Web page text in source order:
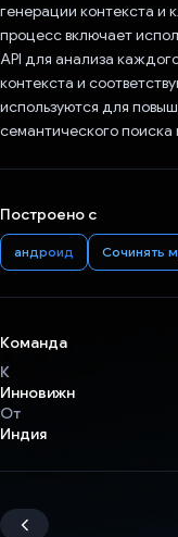
генерации контекста и
процесс включает
API для анализа
контекста и
используются для
семантического
Построено с
андроид Сочинять
Команда
К
Инновижн
От
Индия